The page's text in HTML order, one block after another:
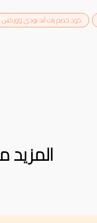
كود خصم باث أند بودي ووركس
المزيد